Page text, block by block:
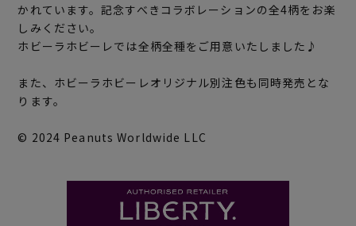
かれています。記念すべきコラボレーションの全4柄をお楽
しみください。
ホビーラホビーレでは全柄全種をご用意いたしました♪
また、ホビーラホビーレオリジナル別注色も同時発売とな
ります。
© 2024 Peanuts Worldwide LLC